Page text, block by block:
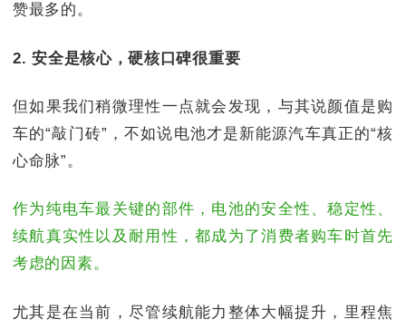
赞最多的。
2. 安全是核心，硬核口碑很重要
但如果我们稍微理性一点就会发现，与其说颜值是购
车的“敲门砖”，不如说电池才是新能源汽车真正的“核
心命脉”。
作为纯电车最关键的部件，电池的安全性、稳定性、
续航真实性以及耐用性，都成为了消费者购车时首先
考虑的因素。
尤其是在当前，尽管续航能力整体大幅提升，里程焦